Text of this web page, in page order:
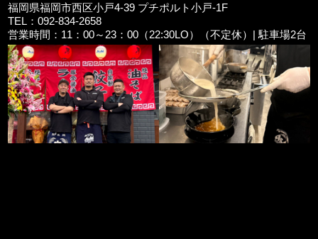
福岡県福岡市西区小戸4-39 プチポルト小戸-1F
TEL：092-834-2658
営業時間：11：00～23：00（22:30LO）（不定休）| 駐車場2台